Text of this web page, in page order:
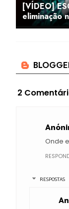
[VÍDEO]
eliminação
2
Onde
RESPOSTAS